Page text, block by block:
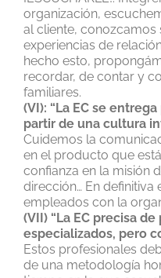
organización,
al cliente, conozcamos
experiencias de
hecho esto,
recordar, de contar y
familiares.
(VI): “La EC se
partir de una cultura
Cuidemos la
en el producto que
confianza en la misión
dirección… En definitiva
empleados con la
(VII) “La EC precisa
especializados, pero
Estos profesionales
de una metodología